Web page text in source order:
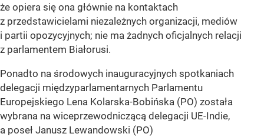
że opiera się ona głównie na kontaktach
z przedstawicielami niezależnych organizacji, mediów
i partii opozycyjnych; nie ma żadnych oficjalnych relacji
z parlamentem Białorusi.
Ponadto na środowych inauguracyjnych spotkaniach
delegacji międzyparlamentarnych Parlamentu
Europejskiego Lena Kolarska-Bobińska (PO) została
wybrana na wiceprzewodniczącą delegacji UE-Indie,
a poseł Janusz Lewandowski (PO)